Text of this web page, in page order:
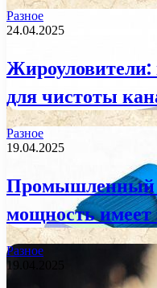
Разное
24.04.2025
Жироуловители:
для чистоты
Разное
19.04.2025
Промышленный
мощность имеет
Разное
19.04.2025